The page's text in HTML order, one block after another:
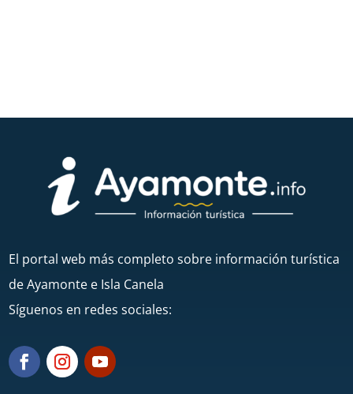
El portal web más completo sobre información turística
de Ayamonte e Isla Canela
Síguenos en redes sociales: